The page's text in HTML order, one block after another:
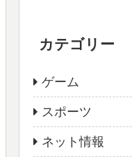
カテゴリー
ゲーム
スポーツ
ネット情報